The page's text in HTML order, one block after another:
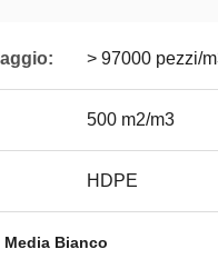
> 97000 pezzi/
500 m2/m3
HDPE
Media Bianco